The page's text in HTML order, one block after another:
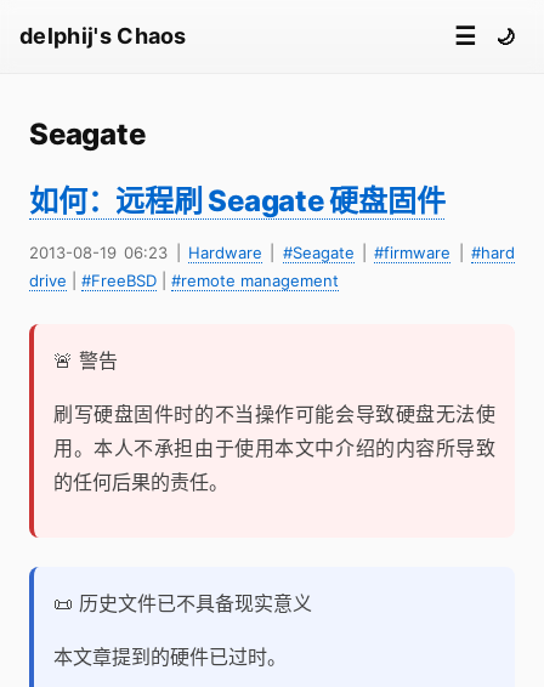
delphij's Chaos ☰ 🌙
Seagate
如何：远程刷 Seagate 硬盘固件
2013-08-19 06:23 Hardware #Seagate |#firmware |#hard
drive
#FreeBSD #remote management
🚨 警告
刷写硬盘固件时的不当操作可能会导致硬盘无法使
用。本人不承担由于使用本文中介绍的内容所导致
的任何后果的责任。
📜 历史文件已不具备现实意义
本文章提到的硬件已过时。